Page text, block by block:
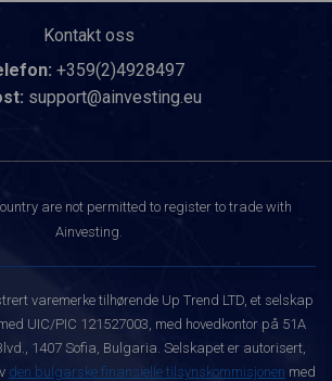
Kontakt oss
+359(2)4928497
support@ainvesting.eu
are not permitted to register to trade with
Ainvesting.
varemerke tilhørende Up Trend LTD, et selskap
UIC/PIC 121527003, med hovedkontor på 51A
1407 Sofia, Bulgaria. Selskapet er autorisert,
den bulgarske finansielle tilsynskommisjonen med